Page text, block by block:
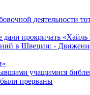
деятельности
дали прокричать «Хайль
в Швеции: -
учащимися
прерваны